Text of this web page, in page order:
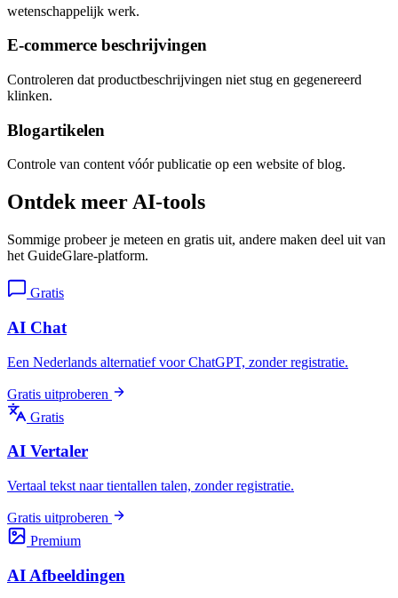
wetenschappelijk werk.
E-commerce beschrijvingen
Controleren dat productbeschrijvingen niet stug en gegenereerd
klinken.
Blogartikelen
Controle van content vóór publicatie op een website of blog.
Ontdek meer AI-tools
Sommige probeer je meteen en gratis uit, andere maken deel uit van
het GuideGlare-platform.
Gratis
AI Chat
Een Nederlands alternatief voor ChatGPT, zonder registratie.
Gratis uitproberen
Gratis
AI Vertaler
Vertaal tekst naar tientallen talen, zonder registratie.
Gratis uitproberen
Premium
AI Afbeeldingen